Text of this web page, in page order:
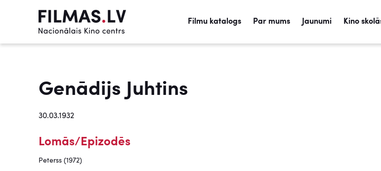
Filmu katalogs Par mums Jaunumi Kino
Genādijs Juhtins
30.03.1932
Lomās/Epizodēs
Peterss (1972)